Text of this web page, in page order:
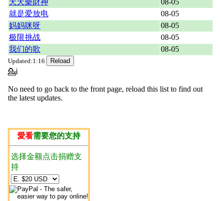
就是爱放电
08-05
妈妈咪呀
08-05
极限挑战
08-05
我们的歌
08-05
Updated:1:16
💁ℹ
No need to go back to the front page, reload this list to find out
the latest updates.
愛看需要您的支持
选择金额点击捐赠支
持